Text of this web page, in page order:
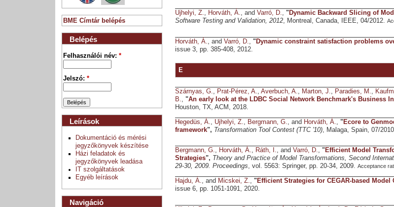
Ujhelyi, Z., Horváth, Á., and Varró, D., "Dynamic Backward Slicing of
Software Testing and Validation, 2012, Montreal, Canada, IEEE, 04/2012.
Horváth, Á., and Varró, D., "Dynamic constraint satisfaction problems
issue 3, pp. 385-408, 2012.
E
Szárnyas, G., Prat-Pérez, A., Averbuch, A., Marton, J., Paradies, M.,
B., "An early look at the LDBC Social Network Benchmark's Business
Houston, TX, ACM, 2018.
Hegedüs, Á. Ujhelyi, Z. Bergmann, G. , and Horváth, Á. "Ecore to
framework", Transformation Tool Contest (TTC '10), Malaga, Spain, 07/2010.
Bergmann, G., Horváth, Á., Ráth, I., and Varró, D., "Efficient Model
Strategies", Theory and Practice of Model Transformations, Second
29-30, 2009. Proceedings, vol. 5563: Springer, pp. 20-34, 2009. Acceptance
Hajdu, Á., and Micskei, Z., "Efficient Strategies for CEGAR-based Model
issue 6, pp. 1051-1091, 2020.
BME Címtár belépés
Belépés
Felhasználói név:*
Jelszó:*
Leírások
Dokumentáció és mérési
jegyzőkönyvek készítése
Házi feladatok és
jegyzőkönyvek leadása
IT szolgáltatások
Egyéb leírások
Navigáció